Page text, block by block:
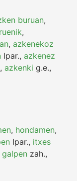
buruan,
,
,azkenekoz
Ipar.,azkenez
,azkenki g.e.,
, hondamen,
Ipar., itxes
galpen zah.,